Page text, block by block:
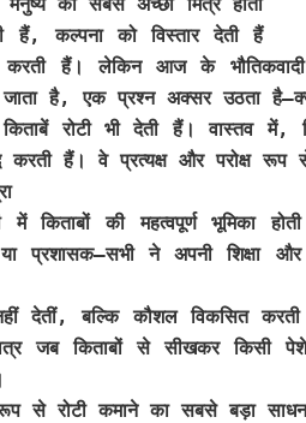
कल्पना को विस्तार देती हैं
करती हैं। लेकिन आज के
है, एक प्रश्न अक्सर उठता
रोटी भी देती हैं। वास्तव में,
करती हैं। वे प्रत्यक्ष और परोक्ष
किताबों की महत्वपूर्ण भूमिका
प्रशासक—सभी ने अपनी शिक्षा और
देतीं, बल्कि कौशल विकसित
जब किताबों से सीखकर किसी
रूप से रोटी कमाने का सबसे बड़ा